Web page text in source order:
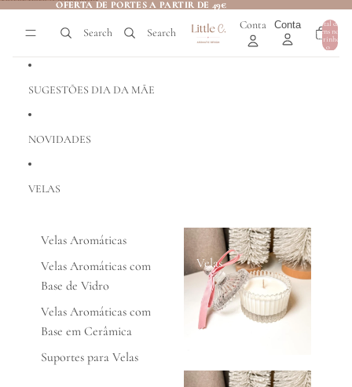
OFERTA DE PORTES A PARTIR DE 49€
OFERTA DE PORTES A PARTIR DE 49€
Search Search
Conta Conta
Total de
itens no
carrinho:
0
SUGESTÕES DIA DA MÃE
NOVIDADES
VELAS
Velas Aromáticas
Velas Aromáticas com
Base de Vidro
Velas Aromáticas com
Base em Cerâmica
Suportes para Velas
Velas